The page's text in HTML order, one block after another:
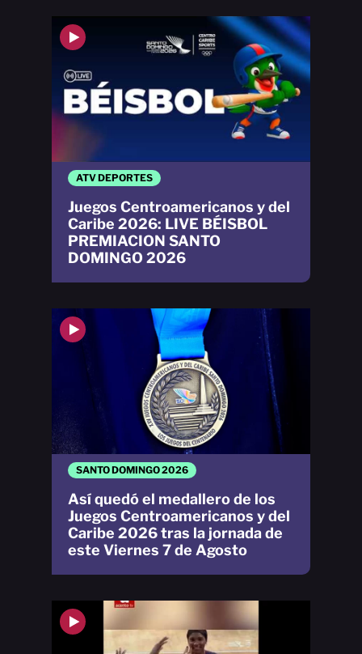
SANTO DOMINGO 2026
Así quedó el medallero de los
Juegos Centroamericanos y del
Caribe 2026 tras la jornada de
este Viernes 7 de Agosto
ATV DEPORTES
Juegos Centroamericanos y del
Caribe 2026: LIVE BÉISBOL
PREMIACION SANTO
DOMINGO 2026